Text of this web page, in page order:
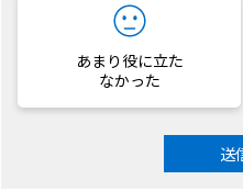
あまり役に立た
なかった
送